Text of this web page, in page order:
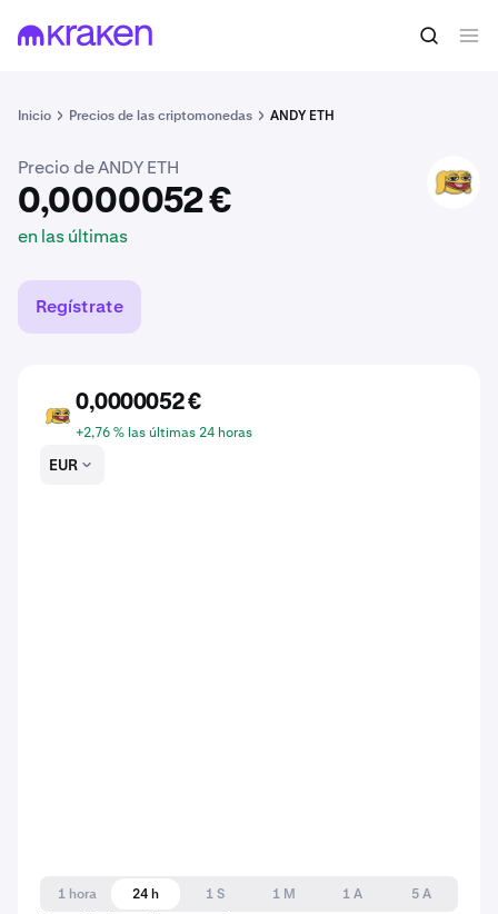
Inicio Precios de las criptomonedas ANDY ETH
0,0000052 € Comprar ANDY
Precio de ANDY ETH
0,0000052 €
en las últimas
ANDY
Regístrate
ANDY
0,0000052 €
+2,76 % las últimas 24 horas
EUR
1 hora 24 h 1 S 1 M 1 A
5 A